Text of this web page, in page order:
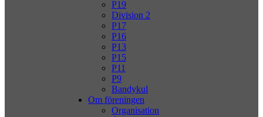
P19
Division 2
P17
P16
P13
P15
P11
P9
Bandykul
Om föreningen
Organisation